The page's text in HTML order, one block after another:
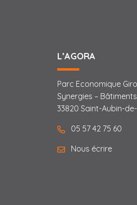
L’AGORA
Parc Economique
Synergies –
33820 Saint-Aubin-
05 57 42 75 60
Nous écrire